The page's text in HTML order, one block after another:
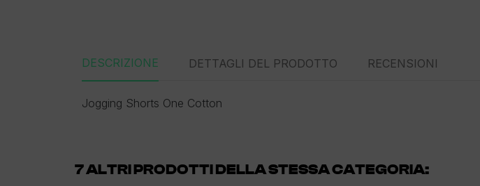
DESCRIZIONE DETTAGLI DEL PRODOTTO RECENSIONI
Jogging Shorts One Cotton
7 ALTRI PRODOTTI DELLA STESSA CATEGORIA: